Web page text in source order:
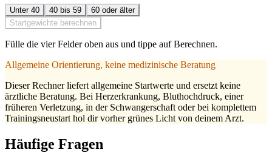
Unter 40 40 bis 59
60 oder älter
Startgewichte berechnen
Fülle die vier Felder oben aus und tippe auf Berechnen.
Allgemeine Orientierung, keine medizinische Beratung
Dieser Rechner liefert allgemeine Startwerte und ersetzt keine
ärztliche Beratung. Bei Herzerkrankung, Bluthochdruck, einer
früheren Verletzung, in der Schwangerschaft oder bei komplettem
Trainingsneustart hol dir vorher grünes Licht von deinem Arzt.
Häufige Fragen